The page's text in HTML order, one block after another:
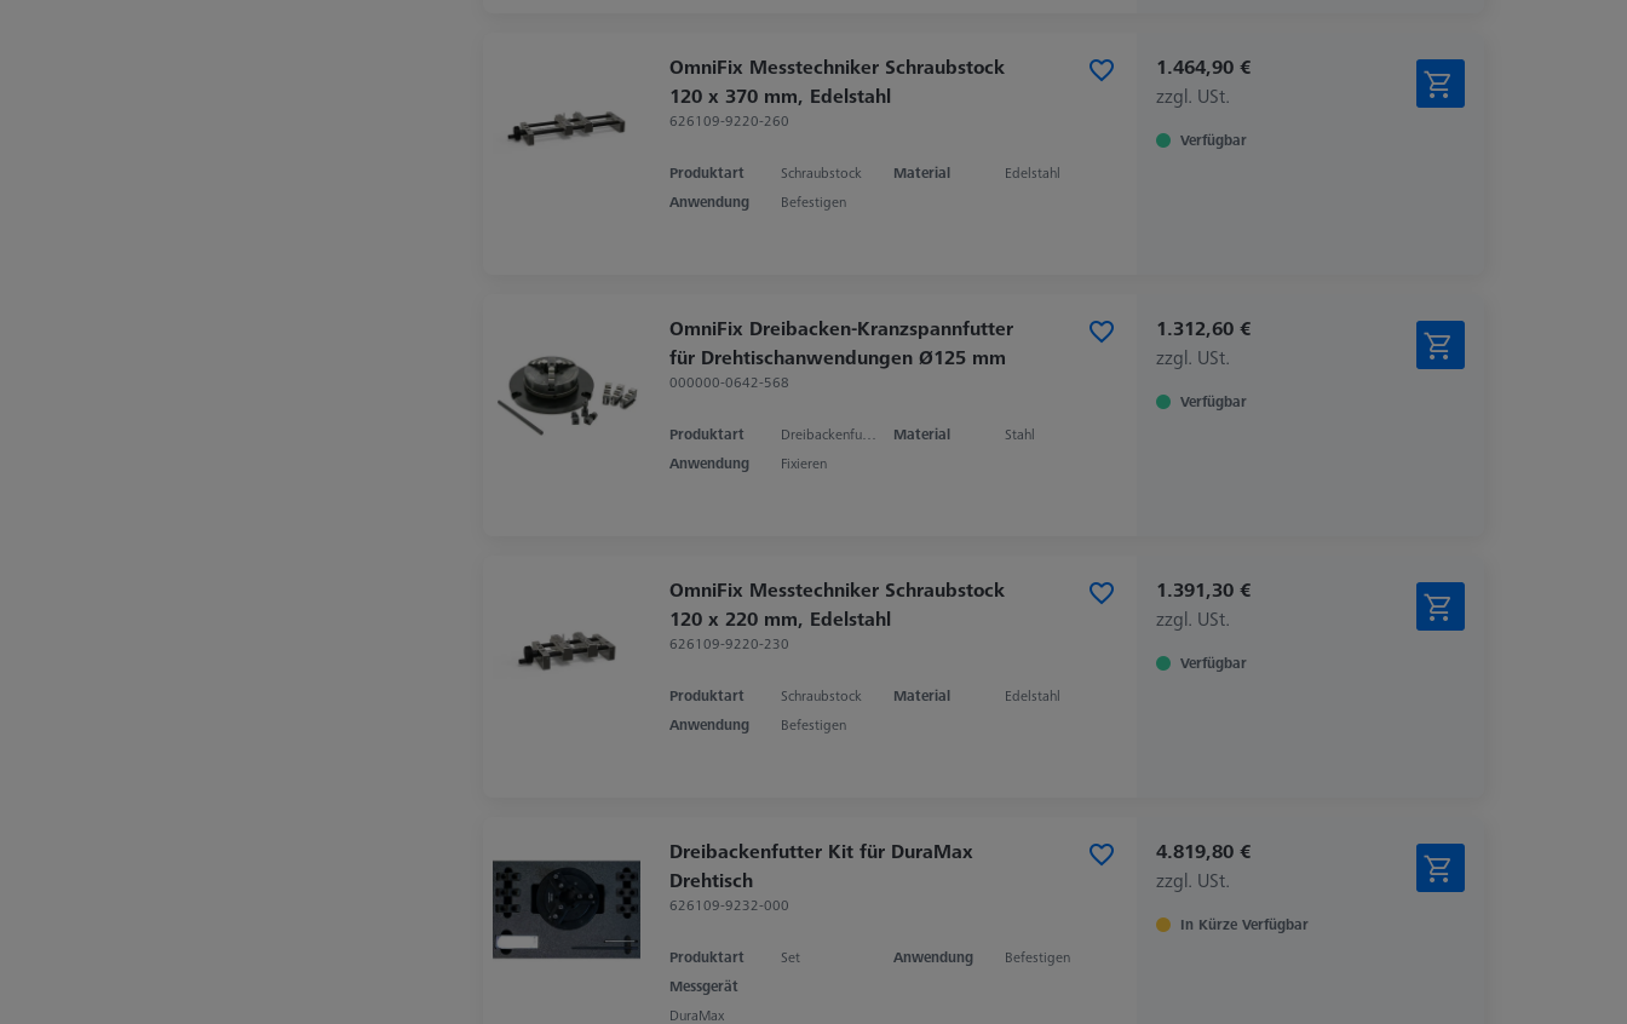
OmniFix Messtechniker Schraubstock
120 x 370 mm, Edelstahl
626109-9220-260
Produktart Schraubstock Material
Edelstahl
Anwendung
Befestigen
1.464,90 €
zzgl. USt.
Verfügbar
OmniFix Dreibacken-Kranzspannfutter
für Drehtischanwendungen Ø125 mm
000000-0642-568
Produktart Dreibackenfutter Material
Stahl
Anwendung
Fixieren
1.312,60 €
zzgl. USt.
Verfügbar
OmniFix Messtechniker Schraubstock
120 x 220 mm, Edelstahl
626109-9220-230
Produktart Schraubstock Material
Edelstahl
Anwendung
Befestigen
1.391,30 €
zzgl. USt.
Verfügbar
Dreibackenfutter Kit für DuraMax
Drehtisch
626109-9232-000
Produktart Set Anwendung
Befestigen
Messgerät
DuraMax
4.819,80 €
zzgl. USt.
In Kürze Verfügbar